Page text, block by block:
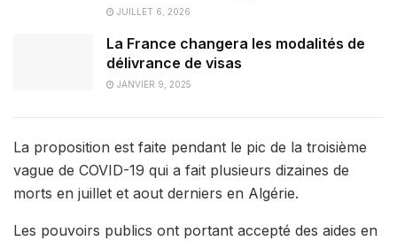
JUILLET 6, 2026
La France changera les modalités de
délivrance de visas
JANVIER 9, 2025
La proposition est faite pendant le pic de la troisième
vague de COVID-19 qui a fait plusieurs dizaines de
morts en juillet et aout derniers en Algérie.
Les pouvoirs publics ont portant accepté des aides en